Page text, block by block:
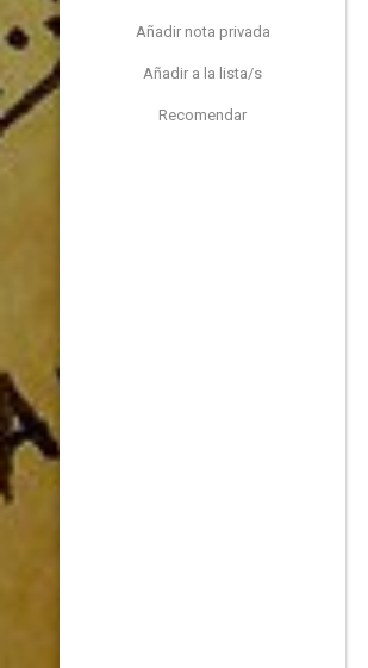
Añadir nota privada
Añadir a la lista/s
Recomendar